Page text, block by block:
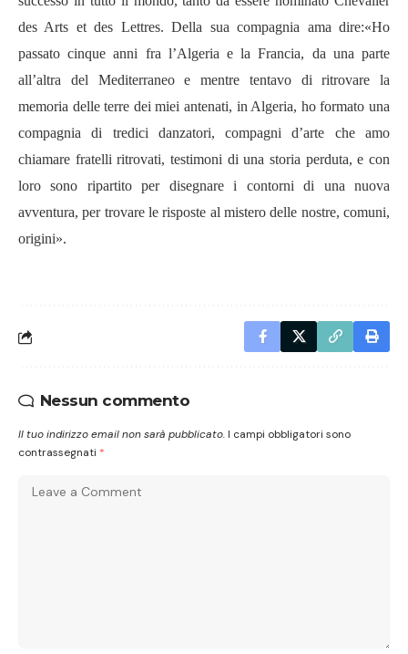
des Arts et des Lettres. Della sua compagnia ama dire:«Ho
passato cinque anni fra l’Algeria e la Francia, da una parte
all’altra del Mediterraneo e mentre tentavo di ritrovare la
memoria delle terre dei miei antenati, in Algeria, ho formato una
compagnia di tredici danzatori, compagni d’arte che amo
chiamare fratelli ritrovati, testimoni di una storia perduta, e con
loro sono ripartito per disegnare i contorni di una nuova
avventura, per trovare le risposte al mistero delle nostre, comuni,
origini».
Nessun commento
Il tuo indirizzo email non sarà pubblicato. I campi obbligatori sono
contrassegnati *